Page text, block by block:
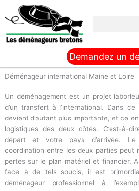
au
contenu
Demandez un
Déménageur international Maine et Loire
Un déménagement est un projet
d’un transfert à l’international. Dans
devient d’autant plus importante, et ce
logistiques des deux côtés. C’est-à-
départ et votre pays d’arrivée. Le
coordination entre les deux parties peut
pertes sur le plan matériel et financier.
face à de tels soucis, il est
déménageur professionnel à